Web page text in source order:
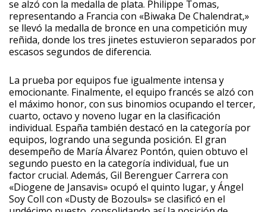
se alzó con la medalla de plata. Philippe Tomas,
representando a Francia con «Biwaka De Chalendrat,»
se llevó la medalla de bronce en una competición muy
reñida, donde los tres jinetes estuvieron separados por
escasos segundos de diferencia.
La prueba por equipos fue igualmente intensa y
emocionante. Finalmente, el equipo francés se alzó con
el máximo honor, con sus binomios ocupando el tercer,
cuarto, octavo y noveno lugar en la clasificación
individual. España también destacó en la categoría por
equipos, logrando una segunda posición. El gran
desempeño de María Álvarez Pontón, quien obtuvo el
segundo puesto en la categoría individual, fue un
factor crucial. Además, Gil Berenguer Carrera con
«Diogene de Jansavis» ocupó el quinto lugar, y Ángel
Soy Coll con «Dusty de Bozouls» se clasificó en el